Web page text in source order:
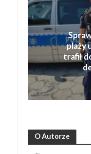
plaży
trafił
O Autorze